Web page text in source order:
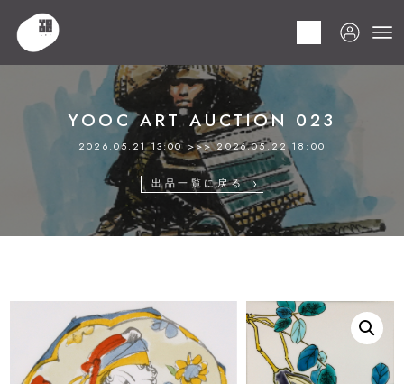
HOME
YOOC ART AUCTION 023
2026.05.21 13:00 >>> 2026.05.22 18:00
出品一覧に戻る